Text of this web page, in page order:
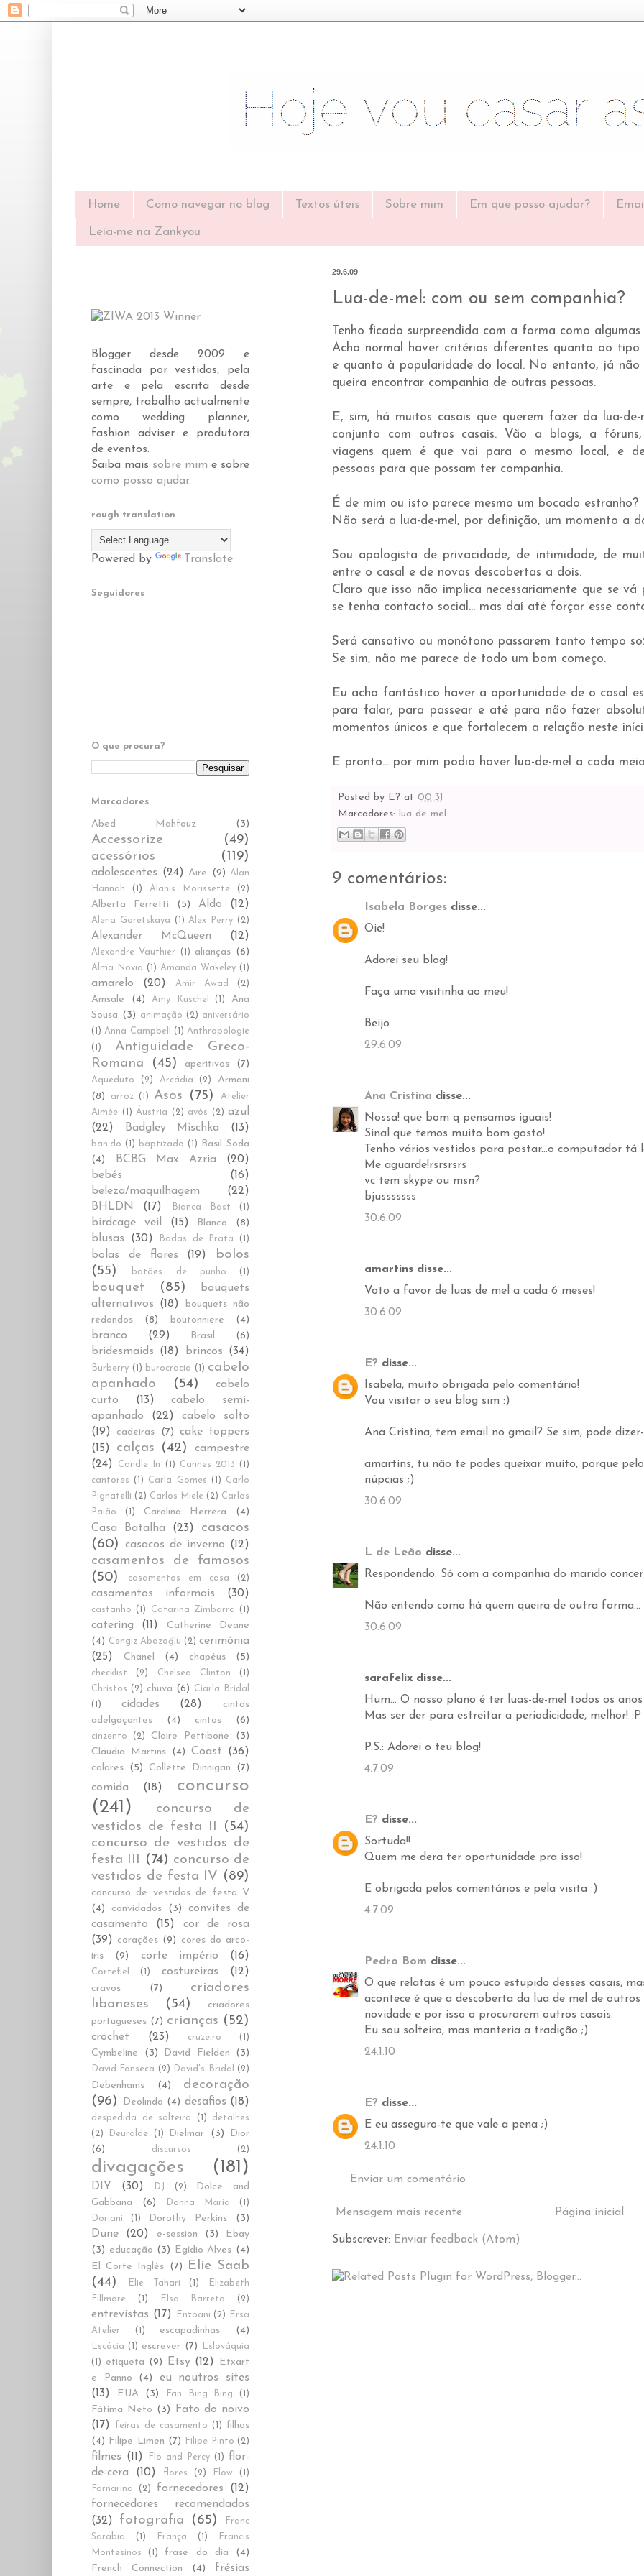
Home Como navegar no blog Textos úteis Sobre mim Em que posso ajudar? Email
Leia-me na Zankyou
29.6.09
Lua-de-mel: com ou sem companhia?
Tenho ficado surpreendida com a forma como
Acho normal haver critérios diferentes quanto ao
e quanto à popularidade do local. No entanto, já não
queira encontrar companhia de outras pessoas.
E, sim, há muitos casais que querem fazer da lua-
conjunto com outros casais. Vão a blogs, a
viagens quem é que vai para o mesmo local, e
pessoas para que possam ter companhia.
É de mim ou isto parece mesmo um bocado estranho?
Não será a lua-de-mel, por definição, um momento a
Sou apologista de privacidade, de intimidade, de
entre o casal e de novas descobertas a dois.
Claro que isso não implica necessariamente que se
se tenha contacto social... mas daí até forçar esse
Será cansativo ou monótono passarem tanto tempo
Se sim, não me parece de todo um bom começo.
Eu acho fantástico haver a oportunidade de o casal
para falar, para passear e até para não fazer
momentos únicos e que fortalecem a relação neste
E pronto... por mim podia haver lua-de-mel a cada
Posted by E? at 00:31
Marcadores: lua de mel
9 comentários:
Isabela Borges disse...
Oie!
Adorei seu blog!
Faça uma visitinha ao meu!
Beijo
29.6.09
Ana Cristina disse...
Nossa! que bom q pensamos iguais!
Sinal que temos muito bom gosto!
Tenho vários vestidos para postar...o computador tá
Me aguarde!rsrsrsrs
vc tem skype ou msn?
bjusssssss
30.6.09
amartins disse...
Voto a favor de luas de mel a cada 6 meses!
30.6.09
E? disse...
Isabela, muito obrigada pelo comentário!
Vou visitar o seu blog sim :)
Ana Cristina, tem email no gmail? Se sim, pode
amartins, tu não te podes queixar muito, porque
núpcias ;)
30.6.09
L de Leão disse...
Respondendo: Só com a companhia do marido
Não entendo como há quem queira de outra forma...
30.6.09
sarafelix disse...
Hum... O nosso plano é ter luas-de-mel todos os
Mas ser der para estreitar a periodicidade, melhor! :P
P.S.: Adorei o teu blog!
4.7.09
E? disse...
Sortuda!!
Quem me dera ter oportunidade pra isso!
E obrigada pelos comentários e pela visita :)
4.7.09
Pedro Bom disse...
O que relatas é um pouco estupido desses casais,
acontece é que a descoberta da lua de mel de
novidade e por isso o procurarem outros casais.
Eu sou solteiro, mas manteria a tradição ;)
24.1.10
E? disse...
E eu asseguro-te que vale a pena ;)
24.1.10
Enviar um comentário
Mensagem mais recente Página inicial
Subscrever: Enviar feedback (Atom)
Blogger desde 2009 e
fascinada por vestidos, pela
arte e pela escrita desde
sempre, trabalho actualmente
como wedding planner,
fashion adviser e produtora
de eventos.
Saiba mais sobre mim e sobre
como posso ajudar.
rough translation
Powered by Translate
Seguidores
O que procura?
Marcadores
Abed Mahfouz (3)
Accessorize
(49)
acessórios
(119)
adolescentes (24) Aire (9) Alan
Hannah
(1) Alanis Morissette (2)
Alberta Ferretti (5) Aldo (12)
Alena Goretskaya (1) Alex Perry (2)
Alexander McQueen (12)
Alexandre Vauthier (1) alianças (6)
Alma Novia (1) Amanda Wakeley (1)
amarelo (20) Amir Awad (2)
Amsale (4) Amy Kuschel (1)
Ana
Sousa (3) animação (2) aniversário
(1) Anna Campbell (1) Anthropologie
(1)
Antiguidade Greco-
Romana
(45) aperitivos (7)
Aqueduto (2) Arcádia (2)
Armani
(8)
arroz (1) Asos (75)
Atelier
Aimée
(1) Áustria (2) avós (2) azul
(22)
Badgley Mischka (13)
ban.do (1) baptizado (1)
Basil Soda
(4)
BCBG Max Azria
(20)
bebés
(16)
beleza/maquilhagem
(22)
BHLDN
(17) Bianca Bast (1)
birdcage veil (15) Blanco (8)
blusas (30) Bodas de Prata (1)
bolas de flores (19)
bolos
(55)
botões de punho (1)
bouquet (85)
bouquets
alternativos
(18)
bouquets não
redondos
(8) boutonniere (4)
branco (29) Brasil (6)
bridesmaids (18) brincos (34)
Burberry (1) burocracia (1) cabelo
apanhado
(54)
cabelo
curto
(13)
cabelo semi-
apanhado
(22)
cabelo solto
(19)
cadeiras (7) cake toppers
(15)
calças (42)
campestre
(24)
Candle In (1) Cannes 2013
(1)
cantores
(1) Carla Gomes (1)
Carlo
Pignatelli (2) Carlos Miele (2) Carlos
Paião
(1) Carolina Herrera (4)
Casa Batalha (23)
casacos
(60)
casacos de inverno (12)
casamentos de famosos
(50)
casamentos em casa (2)
casamentos informais (30)
castanho (1) Catarina Zimbarra (1)
catering (11)
Catherine Deane
(4) Cengiz Abazoğlu (2) cerimónia
(25)
Chanel (4) chapéus (5)
checklist (2) Chelsea Clinton
(1)
Christos (2) chuva (6)
Ciarla Bridal
(1)
cidades (28)
cintas
adelgaçantes
(4) cintos (6)
cinzento (2) Claire Pettibone
(3)
Cláudia Martins (4) Coast (36)
colares (5) Collette Dinnigan (7)
comida (18)
concurso
(241)
concurso de
vestidos de festa II
(54)
concurso de vestidos de
festa III
(74) concurso de
vestidos de festa IV (89)
concurso de vestidos de festa V
(4)
convidados (3)
convites de
casamento
(15)
cor de rosa
(39) corações (9) cores do arco-
íris
(9) corte império (16)
Cortefiel (1) costureiras (12)
cravos (7)
criadores
libaneses
(54)
criadores
portugueses (7) crianças (52)
crochet (23) cruzeiro (1)
Cymbeline (3) David Fielden (3)
David Fonseca (2) David's Bridal (2)
Debenhams (4)
decoração
(96)
Deolinda (4) desafios (18)
despedida de solteiro (1)
detalhes
(2)
Deuralde (1) Dielmar (3)
Dior
(6)
discursos (2)
divagações (181)
DIY (30) DJ (2)
Dolce and
Gabbana
(6) Donna Maria
(1)
Doriani
(1) Dorothy Perkins (3)
Dune (20) e-session (3)
Ebay
(3) educação (3) Egídio Alves (4)
El Corte Inglés (7)
Elie Saab
(44)
Elie Tahari (1)
Elizabeth
Fillmore
(1) Elsa Barreto (2)
entrevistas (17) Enzoani (2)
Ersa
Atelier
(1) escapadinhas (4)
Escócia (1) escrever (7)
Eslováquia
(1)
etiqueta (9) Etsy (12)
Etxart
e Panno
(4)
eu noutros sites
(13)
EUA (3) Fan Bing Bing (1)
Fátima Neto (3)
Fato do noivo
(17)
feiras de casamento (1)
filhos
(4) Filipe Limen (7) Filipe Pinto (2)
filmes (11) Flo and Percy (1)
flor-
de-cera
(10) flores (2) Flow
(1)
Fornarina
(2) fornecedores
(12)
fornecedores recomendados
(32)
fotografia (65)
Franc
Sarabia
(1) França (1)
Francis
Montesinos
(1) frase do dia
(4)
French Connection
(4) frésias